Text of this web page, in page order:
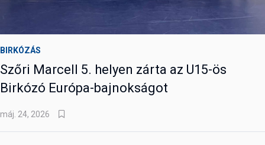
BIRKÓZÁS
Szőri Marcell 5. helyen zárta az U15-ös
Birkózó Európa-bajnokságot
máj. 24, 2026